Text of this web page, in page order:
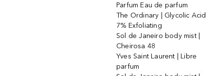
Parfum Eau de parfum
The Ordinary | Glycolic Acid
7% Exfoliating
Sol de Janeiro body mist |
Cheirosa 48
Yves Saint Laurent | Libre
parfum